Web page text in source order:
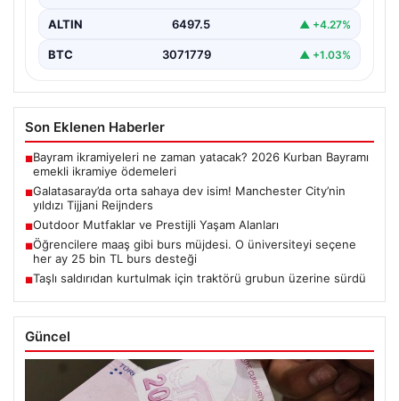
ALTIN 6497.5 ▲ +4.27%
BTC 3071779 ▲ +1.03%
Son Eklenen Haberler
■Bayram ikramiyeleri ne zaman yatacak? 2026 Kurban Bayramı
emekli ikramiye ödemeleri
■Galatasaray’da orta sahaya dev isim! Manchester City’nin
yıldızı Tijjani Reijnders
■Outdoor Mutfaklar ve Prestijli Yaşam Alanları
■Öğrencilere maaş gibi burs müjdesi. O üniversiteyi seçene
her ay 25 bin TL burs desteği
■Taşlı saldırıdan kurtulmak için traktörü grubun üzerine sürdü
Güncel